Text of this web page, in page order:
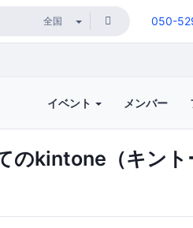
050-
イベント メンバー
のkintone（キント